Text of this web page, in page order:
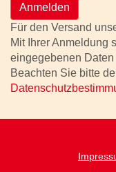
Anmelden
Für den Versand
Mit Ihrer Anmeldung
eingegebenen
Beachten Sie bitte